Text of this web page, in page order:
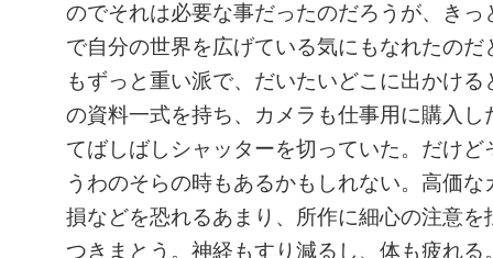
のでそれは必要な事だったのだろうが、きっ
で自分の世界を広げている気にもなれたのだ
もずっと重い派で、だいたいどこに出かけ
の資料一式を持ち、カメラも仕事用に購入し
てばしばしシャッターを切っていた。だけど
うわのそらの時もあるかもしれない。高価
損などを恐れるあまり、所作に細心の注意を
つきまとう。神経もすり減るし、体も疲れる